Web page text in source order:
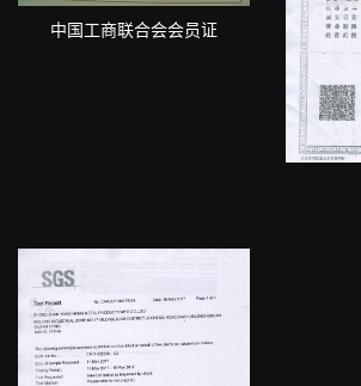
中国工商联合会会员证